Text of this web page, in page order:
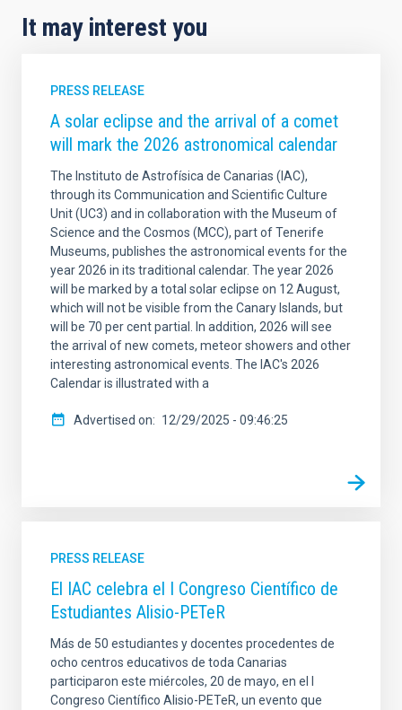
It may interest you
PRESS RELEASE
A solar eclipse and the arrival of a comet
will mark the 2026 astronomical calendar
The Instituto de Astrofísica de Canarias (IAC),
through its Communication and Scientific Culture
Unit (UC3) and in collaboration with the Museum of
Science and the Cosmos (MCC), part of Tenerife
Museums, publishes the astronomical events for the
year 2026 in its traditional calendar. The year 2026
will be marked by a total solar eclipse on 12 August,
which will not be visible from the Canary Islands, but
will be 70 per cent partial. In addition, 2026 will see
the arrival of new comets, meteor showers and other
interesting astronomical events. The IAC's 2026
Calendar is illustrated with a
Advertised on 12/29/2025 - 09:46:25
PRESS RELEASE
El IAC celebra el I Congreso Científico de
Estudiantes Alisio-PETeR
Más de 50 estudiantes y docentes procedentes de
ocho centros educativos de toda Canarias
participaron este miércoles, 20 de mayo, en el I
Congreso Científico Alisio-PETeR, un evento que